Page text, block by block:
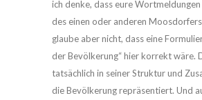
ich denke, dass eure
des einen oder anderen
glaube aber nicht, dass eine
der Bevölkerung“ hier korrekt wäre.
tatsächlich in seiner Struktur und
die Bevölkerung repräsentiert. Und